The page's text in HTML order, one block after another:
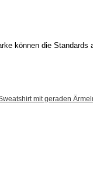
können die Standards
mit geraden